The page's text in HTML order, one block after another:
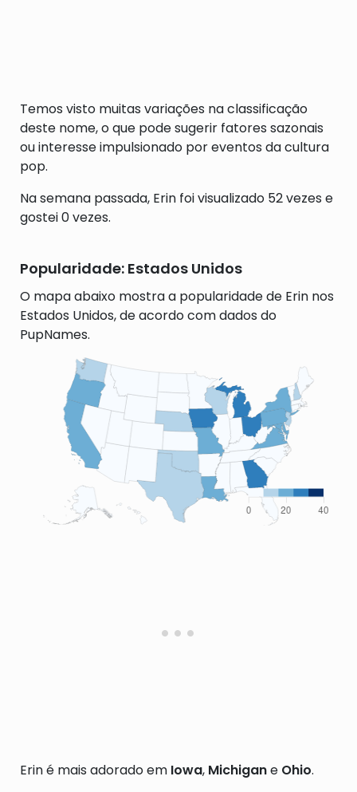
Temos visto muitas variações na classificação
deste nome, o que pode sugerir fatores sazonais
ou interesse impulsionado por eventos da cultura
pop.
Na semana passada, Erin foi visualizado 52 vezes e
gostei 0 vezes.
Popularidade: Estados Unidos
O mapa abaixo mostra a popularidade de Erin nos
Estados Unidos, de acordo com dados do
PupNames.
Erin é mais adorado em Iowa, Michigane Ohio.